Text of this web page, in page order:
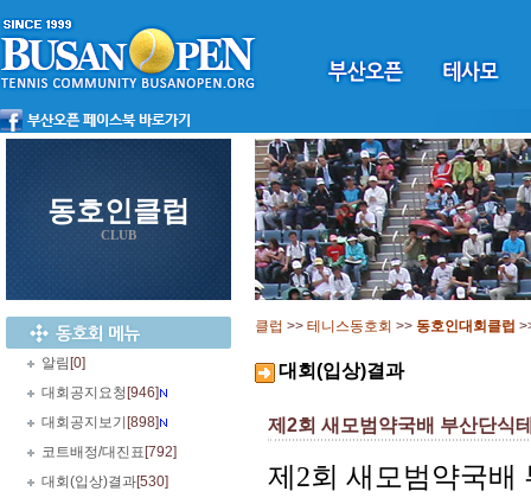
동호인클럽
CLUB
알림 [0]
대회공지요청 [946]
대회공지보기 [898]
코트배정/대진표 [792]
대회(입상)결과[530]
클럽 >> 테니스동호회 >> 동호인대회클럽
대회(입상)결과
제2회 새모범약국배 부산단식
제2회 새모범약국배